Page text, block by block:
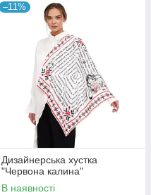
–11%
Дизайнерська хустка
"Червона калина"
В наявності